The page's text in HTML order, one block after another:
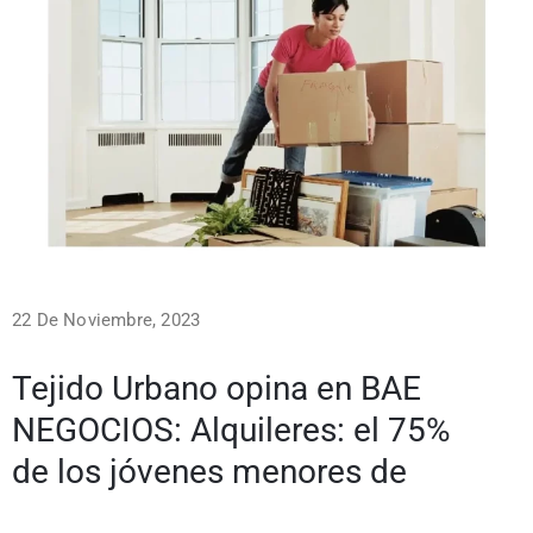
22 De Noviembre, 2023
Tejido Urbano opina en BAE
NEGOCIOS: Alquileres: el 75%
de los jóvenes menores de